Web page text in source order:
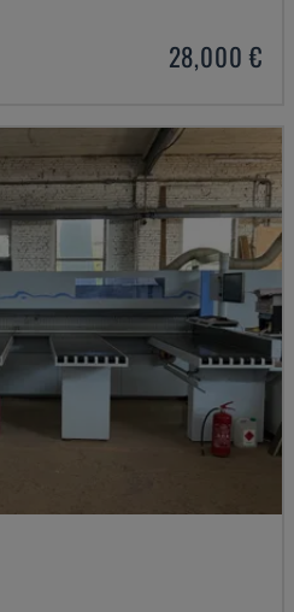
28,000 €